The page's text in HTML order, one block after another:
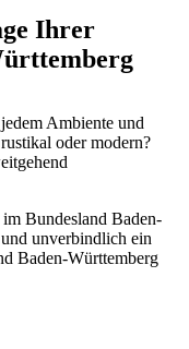
Ihrer
Ambiente und
oder modern?
Bundesland Baden-
unverbindlich ein
Baden-Württemberg